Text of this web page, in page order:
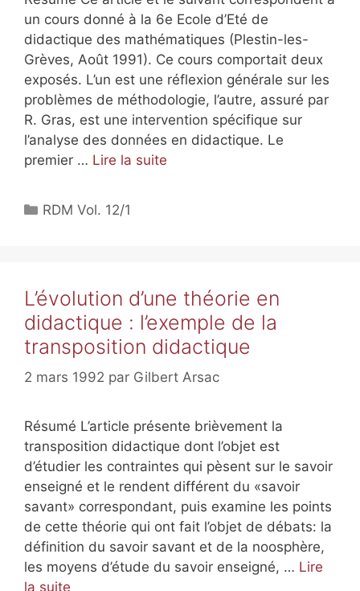
un cours donné à la 6e Ecole d’Eté de
didactique des mathématiques (Plestin-les-
Grèves, Août 1991). Ce cours comportait deux
exposés. L’un est une réflexion générale sur les
problèmes de méthodologie, l’autre, assuré par
R. Gras, est une intervention spécifique sur
l’analyse des données en didactique. Le
premier … Lire la suite
RDM Vol. 12/1
L’évolution d’une théorie en
didactique : l’exemple de la
transposition didactique
2 mars 1992 par Gilbert Arsac
Résumé L’article présente brièvement la
transposition didactique dont l’objet est
d’étudier les contraintes qui pèsent sur le savoir
enseigné et le rendent différent du «savoir
savant» correspondant, puis examine les points
de cette théorie qui ont fait l’objet de débats: la
définition du savoir savant et de la noosphère,
les moyens d’étude du savoir enseigné, … Lire
la suite